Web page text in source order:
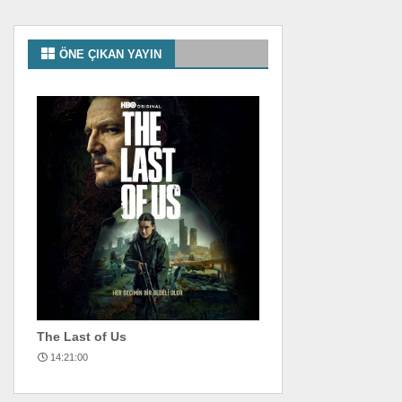
ÖNE ÇIKAN YAYIN
The Last of Us
14:21:00